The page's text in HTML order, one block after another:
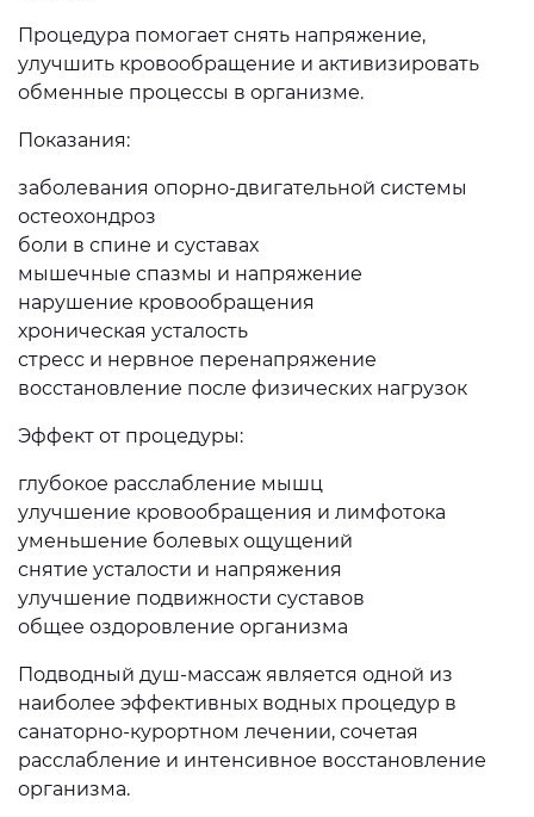
Процедура помогает снять напряжение,
улучшить кровообращение и активизировать
обменные процессы в организме.
Показания:
заболевания опорно-двигательной системы
остеохондроз
боли в спине и суставах
мышечные спазмы и напряжение
нарушение кровообращения
хроническая усталость
стресс и нервное перенапряжение
восстановление после физических нагрузок
Эффект от процедуры:
глубокое расслабление мышц
улучшение кровообращения и лимфотока
уменьшение болевых ощущений
снятие усталости и напряжения
улучшение подвижности суставов
общее оздоровление организма
Подводный душ-массаж является одной из
наиболее эффективных водных процедур в
санаторно-курортном лечении, сочетая
расслабление и интенсивное восстановление
организма.